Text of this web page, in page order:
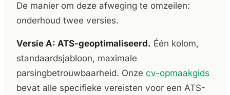
De manier om deze afweging te omzeilen:
onderhoud twee versies.
Versie A: ATS-geoptimaliseerd. Één kolom,
standaardsjabloon, maximale
parsingbetrouwbaarheid. Onze cv-opmaakgids
bevat alle specifieke vereisten voor een ATS-